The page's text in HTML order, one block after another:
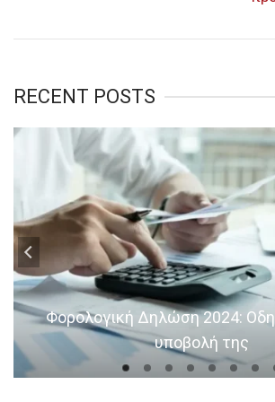
RECENT POSTS
Φορολογική Δηλώση 2024:
υποβολή της